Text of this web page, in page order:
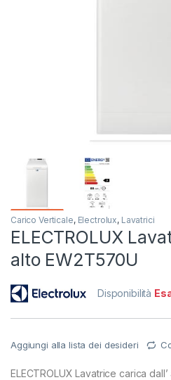
Carico Verticale, Electrolux, Lavatrici
ELECTROLUX
alto EW2T570U
Disponibilità
Aggiungi alla lista dei desideri
ELECTROLUX Lavatrice carica